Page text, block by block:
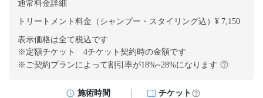
通常料金詳細
トリートメント料金（シャンプー・スタイリング込）¥ 7,150
表示価格は全て税込です
※定額チケット 4チケット契約時の金額です
※ご契約プランによって割引率が18%~28%になります
施術時間 チケット